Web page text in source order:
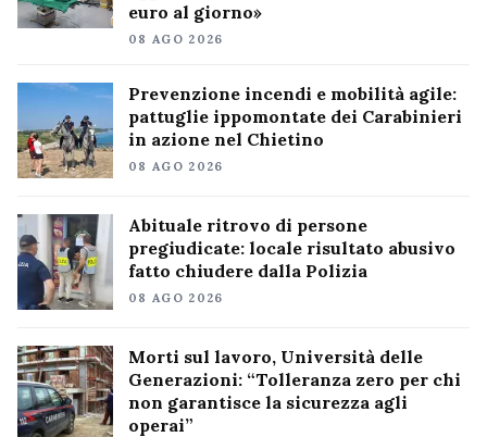
euro al giorno»
08 AGO 2026
Prevenzione incendi e mobilità agile:
pattuglie ippomontate dei Carabinieri
in azione nel Chietino
08 AGO 2026
Abituale ritrovo di persone
pregiudicate: locale risultato abusivo
fatto chiudere dalla Polizia
08 AGO 2026
Morti sul lavoro, Università delle
Generazioni: “Tolleranza zero per chi
non garantisce la sicurezza agli
operai”